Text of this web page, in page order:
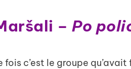
–Po
fois c’est le groupe